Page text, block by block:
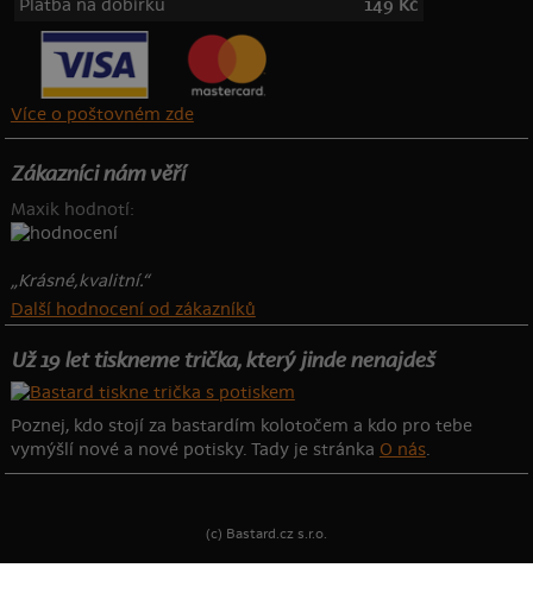
Platba na dobírku
149 Kč
Více o poštovném zde
Zákazníci nám věří
Maxik hodnotí:
„Krásné,kvalitní.“
Další hodnocení od zákazníků
Už 19 let tiskneme trička, který jinde nenajdeš
Poznej, kdo stojí za bastardím kolotočem a kdo pro tebe
vymýšlí nové a nové potisky. Tady je stránka O nás.
(c) Bastard.cz s.r.o.